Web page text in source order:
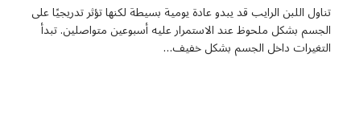
تناول اللبن الرايب قد يبدو عادة يومية بسيطة لكنها تؤثر تدريجيًا على
الجسم بشكل ملحوظ عند الاستمرار عليه أسبوعين متواصلين. تبدأ
التغيرات داخل الجسم بشكل خفيف…